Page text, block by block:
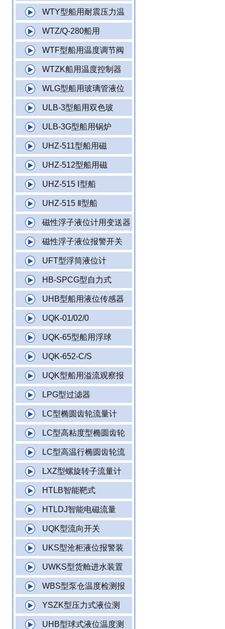
WTY型船用耐震压力温
WTZ/Q-280船用
WTF型船用温度调节阀
WTZK船用温度控制器
WLG型船用玻璃管液位
ULB-3型船用双色玻
ULB-3G型船用锅炉
UHZ-511型船用磁
UHZ-512型船用磁
UHZ-515 Ⅰ型船
UHZ-515 Ⅱ型船
磁性浮子液位计用变送器
磁性浮子液位报警开关
UFT型浮筒液位计
HB-SPCG型自力式
UHB型船用液位传感器
UQK-01/02/0
UQK-65型船用浮球
UQK-652-C/S
UQK型船用溢流观察报
LPG型过滤器
LC型椭圆齿轮流量计
LC型高粘度型椭圆齿轮
LC型高温行椭圆齿轮流
LXZ型螺旋转子流量计
HTLB智能靶式
HTLDJ智能电磁流量
UQK型流向开关
UKS型沧柜液位报警装
UWKS型货舱进水装置
WBS型泵仓温度检测报
YSZK型压力式液位测
UHB型球式液位温度测